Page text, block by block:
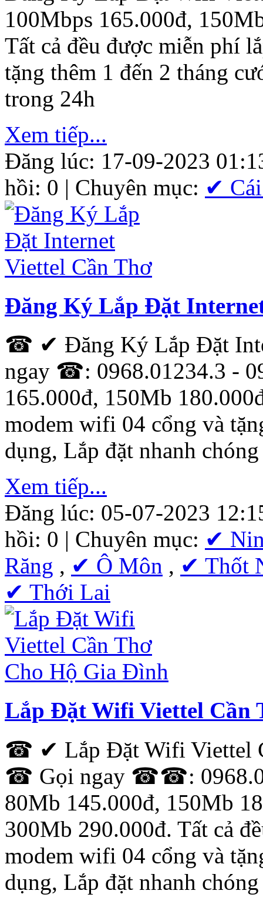
100Mbps 165.000đ,
Tất cả đều được miễn phí
tặng thêm 1 đến 2 tháng
trong 24h
Xem tiếp...
Đăng lúc: 17-09-2023
hồi: 0 | Chuyên mục: ✔
Đăng Ký Lắp Đặt
☎ ✔ Đăng Ký Lắp Đặt
ngay ☎: 0968.01234.3 -
165.000đ, 150Mb
modem wifi 04 cổng và
dụng, Lắp đặt nhanh
Xem tiếp...
Đăng lúc: 05-07-2023
hồi: 0 | Chuyên mục: ✔
Răng , ✔ Ô Môn , ✔ Thốt
✔ Thới Lai
Lắp Đặt Wifi Viettel Cần
☎ ✔ Lắp Đặt Wifi Viettel
☎ Gọi ngay ☎☎:
80Mb 145.000đ, 150Mb
300Mb 290.000đ. Tất cả
modem wifi 04 cổng và
dụng, Lắp đặt nhanh